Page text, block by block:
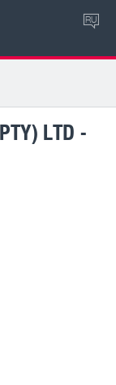
RU
LTD -